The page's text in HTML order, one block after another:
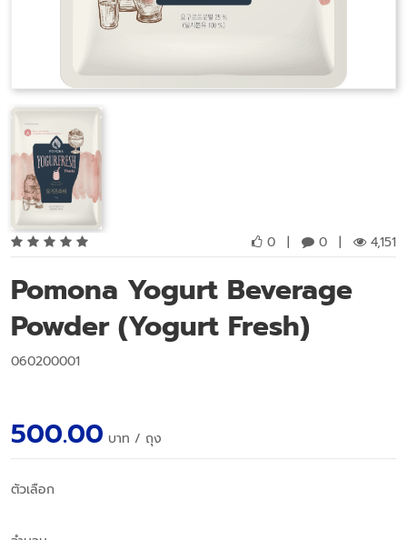
0 | 0 | 4,151
Pomona Yogurt Beverage
Powder (Yogurt Fresh)
060200001
500.00 บาท / ถุง
ตัวเลือก